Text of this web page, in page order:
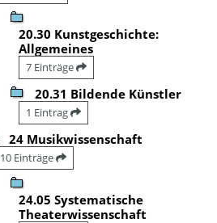
20.30 Kunstgeschichte:
Allgemeines
7 Einträge
20.31 Bildende Künstler
1 Eintrag
24 Musikwissenschaft
10 Einträge
24.05 Systematische
Theaterwissenschaft